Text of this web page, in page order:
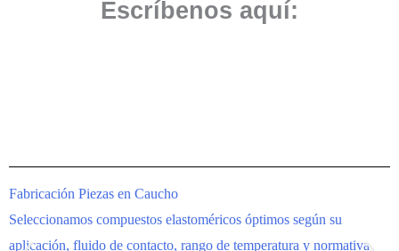
Escríbenos aquí:
Fabricación Piezas en Caucho
Seleccionamos compuestos elastoméricos óptimos según su
aplicación, fluido de contacto, rango de temperatura y normativa